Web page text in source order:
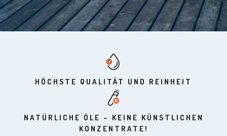
HÖCHSTE QUALITÄT UND REINHEIT
NATÜRLICHE ÖLE – KEINE KÜNSTLICHEN
KONZENTRATE!